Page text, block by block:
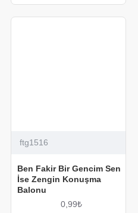
ftg1516
Ben Fakir Bir Gencim Sen
İse Zengin Konuşma
Balonu
0,99₺